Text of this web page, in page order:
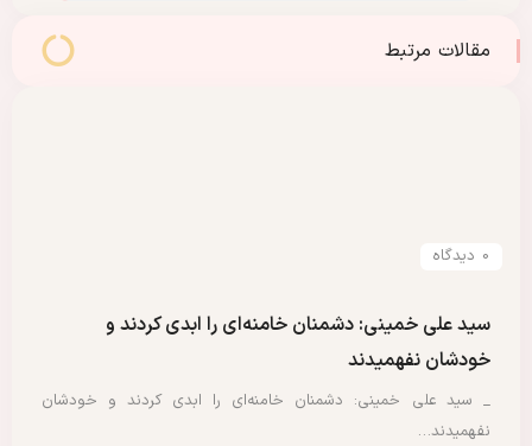
مقالات مرتبط
0 دیدگاه
سید علی خمینی: دشمنان خامنه‌ای را ابدی کردند و
خودشان نفهمیدند
_ سید علی خمینی: دشمنان خامنه‌ای را ابدی کردند و خودشان
نفهمیدند…